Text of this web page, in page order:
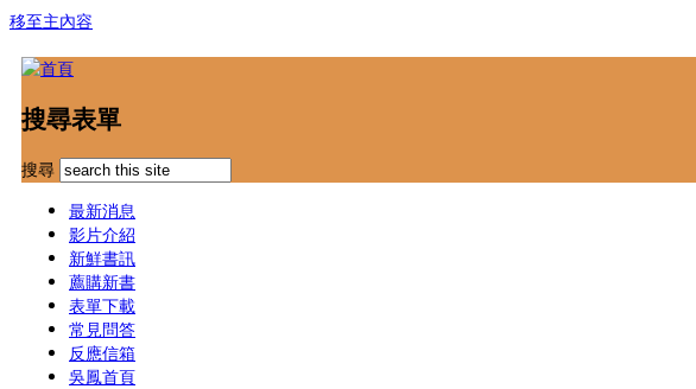
移至主內容
搜尋表單
搜尋
最新消息
影片介紹
新鮮書訊
薦購新書
表單下載
常見問答
反應信箱
吳鳳首頁